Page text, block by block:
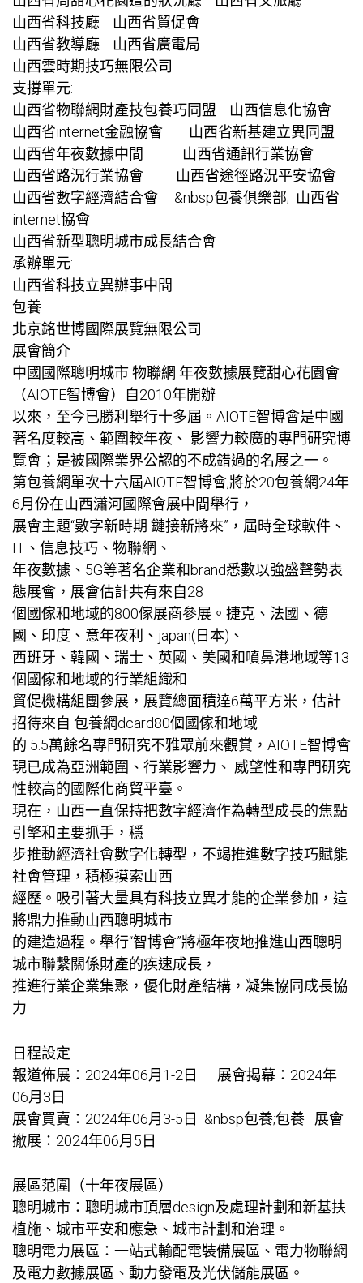
山西省科技廳 山西省貿促會
山西省教導廳 山西省廣電局
山西雲時期技巧無限公司
支撐單元:
山西省物聯網財產技包養巧同盟 山西信息化協會
山西省internet金融協會 山西省新基建立異同盟
山西省年夜數據中間 山西省通訊行業協會
山西省路況行業協會 山西省途徑路況平安協會
山西省數字經濟結合會 &nbsp包養俱樂部; 山西省
internet協會
山西省新型聰明城市成長結合會
承辦單元:
山西省科技立異辦事中間
包養
北京銘世博國際展覽無限公司
展會簡介
中國國際聰明城市 物聯網 年夜數據展覽甜心花園會
（AIOTE智博會）自2010年開辦
以來，至今已勝利舉行十多屆。AIOTE智博會是中國
著名度較高、範圍較年夜、 影響力較廣的專門研究博
覽會；是被國際業界公認的不成錯過的名展之一。
第包養網單次十六屆AIOTE智博會,將於20包養網24年
6月份在山西瀟河國際會展中間舉行，
展會主題“數字新時期·鏈接新將來”，屆時全球軟件、
IT、信息技巧、物聯網、
年夜數據、5G等著名企業和brand悉數以強盛聲勢表
態展會，展會估計共有來自28
個國傢和地域的800傢展商參展。捷克、法國、德
國、印度、意年夜利、japan(日本)、
西班牙、韓國、瑞士、英國、美國和噴鼻港地域等13
個國傢和地域的行業組織和
貿促機構組團參展，展覽總面積達6萬平方米，估計
招待來自 包養網dcard80個國傢和地域
的 5.5萬餘名專門研究不雅眾前來觀賞，AIOTE智博會
現已成為亞洲範圍、行業影響力、 威望性和專門研究
性較高的國際化商貿平臺。
現在，山西一直保持把數字經濟作為轉型成長的焦點
引擎和主要抓手，穩
步推動經濟社會數字化轉型，不竭推進數字技巧賦能
社會管理，積極摸索山西
經歷。吸引著大量具有科技立異才能的企業參加，這
將鼎力推動山西聰明城市
的建造過程。舉行“智博會”將極年夜地推進山西聰明
城市聯繫關係財產的疾速成長，
推進行業企業集聚，優化財產結構，凝集協同成長協
力
日程設定
報道佈展：2024年06月1-2日 展會揭幕：2024年
06月3日
展會買賣：2024年06月3-5日 &nbsp包養;包養 展會
撤展：2024年06月5日
展區范圍（十年夜展區）
聰明城市：聰明城市頂層design及處理計劃和新基扶
植施、城市平安和應急、城市計劃和治理。
聰明電力展區：一站式輸配電裝備展區、電力物聯網
及電力數據展區、動力發電及光伏儲能展區。